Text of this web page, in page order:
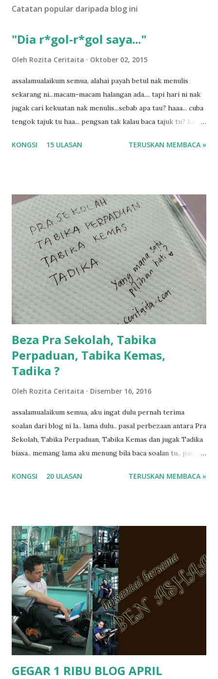
Catatan popular daripada blog ini
"Dia r*gol-r*gol saya..."
Oleh Rozita Ceritaita Oktober 02, 2015
assalamualaikum semua, alahai payah betul nak menulis
sekarang ni...macam-macam halangan ada.... tapi hari ni nak
jugak cari kekuatan nak menulis...sebab apa tau? haaa... cuba
tengok tajuk tu haa... pengsan tak kalau baca tajuk tu? kalau
tau? yang sebut tu anak aku....diulangi ANAK AKU ....adoiiii
balik keja aku ajak la shah singgah Giant beli barang
sikit...dalam perjalanan dari dalam kereta tu biasalah kan
kami memang akan pimpin anak-anak jalan sampai masuk
dalam... dan kebiasanya bagi anak 4 macam kami ni bahagi-
bahagi lah siapa nak pimpin siapa... dan biasanya aku akan
dukung adik hadi sambil pimpin kakak husna... yang abg
ngah dengan abg long terserah pada shah la pulak.. tapi
kalau ikut anak-anak semua nak ummi pimpin... ajer rebeh
ba...
KONGSI 15 ULASAN TERUSKAN MEMBACA »
Beza Pra Sekolah, Tabika
Perpaduan, Tabika Kemas,
Tadika ?
Oleh Rozita Ceritaita Disember 16, 2016
assalamualaikum semua, aku ingat dulu pernah terima
soalan dari blog ni la.. lama dulu.. pasal perbezaan antara Pra
Sekolah, Tabika Perpaduan, Tabika Kemas dan jugak Tadika
biasa.. memang lama aku menung bila baca soalan tu.. pasal
ko.. masa tu aku baru je ada anak sorang dan aku hentam je
tanya sapa-sapa pun masa tu.. bila fikir-fikirkan balik terasa
jugak masa alahai teruknya kami sebagai ibubapa.. dan kami
terasa jugak semakin teruk bila abg long dah masuk 2 tahun
kat salah satu tadika swasta ni.. tapi nampaknya kenal huruf
pun tak tau.. pengsan aku bila ingat balik.. aku mula fikir
mungkin sebab abg long sendiri jenis budak yang ada
masalah dyslexia.. tapi minor la.. nanti la aku cerita pasal
dyslexia tu.. lepas tu kami buat keputusan pu...
KONGSI 20 ULASAN TERUSKAN MEMBACA »
GEGAR 1 RIBU BLOG APRIL